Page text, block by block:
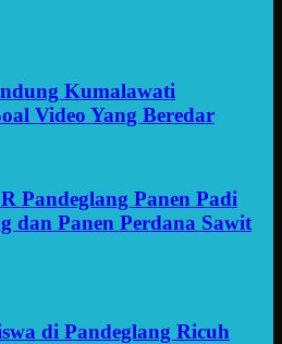
Kumalawati
Video Yang Beredar
Pandeglang Panen Padi
dan Panen Perdana Sawit
di Pandeglang Ricuh